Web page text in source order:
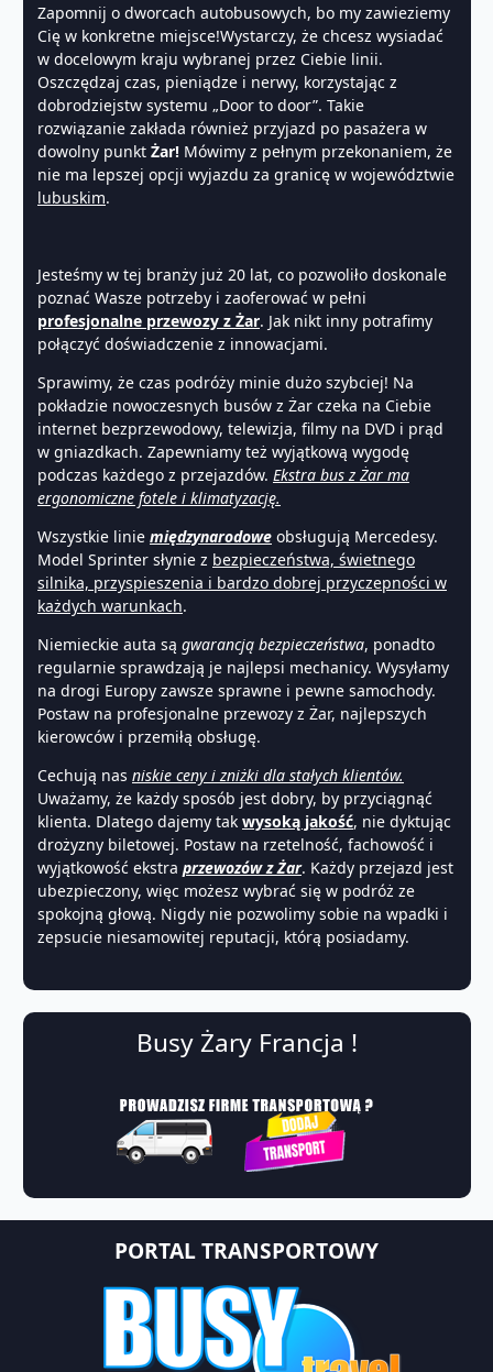
Zapomnij o dworcach autobusowych, bo my zawieziemy
Cię w konkretne miejsce!Wystarczy, że chcesz wysiadać
w docelowym kraju wybranej przez Ciebie linii.
Oszczędzaj czas, pieniądze i nerwy, korzystając z
dobrodziejstw systemu „Door to door”. Takie
rozwiązanie zakłada również przyjazd po pasażera w
dowolny punkt Żar! Mówimy z pełnym przekonaniem, że
nie ma lepszej opcji wyjazdu za granicę w województwie
lubuskim.
Jesteśmy w tej branży już 20 lat, co pozwoliło doskonale
poznać Wasze potrzeby i zaoferować w pełni
profesjonalne przewozy z Żar. Jak nikt inny potrafimy
połączyć doświadczenie z innowacjami.
Sprawimy, że czas podróży minie dużo szybciej! Na
pokładzie nowoczesnych busów z Żar czeka na Ciebie
internet bezprzewodowy, telewizja, filmy na DVD i prąd
w gniazdkach. Zapewniamy też wyjątkową wygodę
podczas każdego z przejazdów. Ekstra bus z Żar ma
ergonomiczne fotele i klimatyzację.
Wszystkie linie międzynarodowe obsługują Mercedesy.
Model Sprinter słynie z bezpieczeństwa, świetnego
silnika, przyspieszenia i bardzo dobrej przyczepności w
każdych warunkach.
Niemieckie auta są gwarancją bezpieczeństwa, ponadto
regularnie sprawdzają je najlepsi mechanicy. Wysyłamy
na drogi Europy zawsze sprawne i pewne samochody.
Postaw na profesjonalne przewozy z Żar, najlepszych
kierowców i przemiłą obsługę.
Cechują nas niskie ceny i zniżki dla stałych klientów.
Uważamy, że każdy sposób jest dobry, by przyciągnąć
klienta. Dlatego dajemy tak wysoką jakość, nie dyktując
drożyzny biletowej. Postaw na rzetelność, fachowość i
wyjątkowość ekstra przewozów z Żar. Każdy przejazd jest
ubezpieczony, więc możesz wybrać się w podróż ze
spokojną głową. Nigdy nie pozwolimy sobie na wpadki i
zepsucie niesamowitej reputacji, którą posiadamy.
Busy Żary Francja !
PORTAL TRANSPORTOWY